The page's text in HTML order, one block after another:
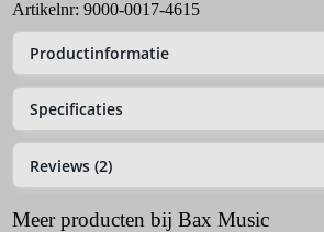
Artikelnr: 9000-0017-4615
Productinformatie
Specificaties
Reviews (2)
Meer producten bij Bax Music